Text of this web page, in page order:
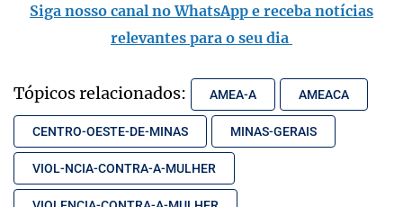
Siga nosso canal no WhatsApp e receba notícias
relevantes para o seu dia
Tópicos relacionados: AMEA-A AMEACA
CENTRO-OESTE-DE-MINAS MINAS-GERAIS
VIOL-NCIA-CONTRA-A-MULHER